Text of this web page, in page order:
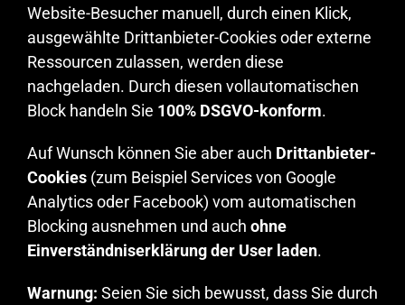
Website-Besucher manuell, durch einen Klick,
ausgewählte Drittanbieter-Cookies oder externe
Ressourcen zulassen, werden diese
nachgeladen. Durch diesen vollautomatischen
Block handeln Sie 100% DSGVO-konform.
Auf Wunsch können Sie aber auch Drittanbieter-
Cookies (zum Beispiel Services von Google
Analytics oder Facebook) vom automatischen
Blocking ausnehmen und auch ohne
Einverständniserklärung der User laden.
Warnung: Seien Sie sich bewusst, dass Sie durch